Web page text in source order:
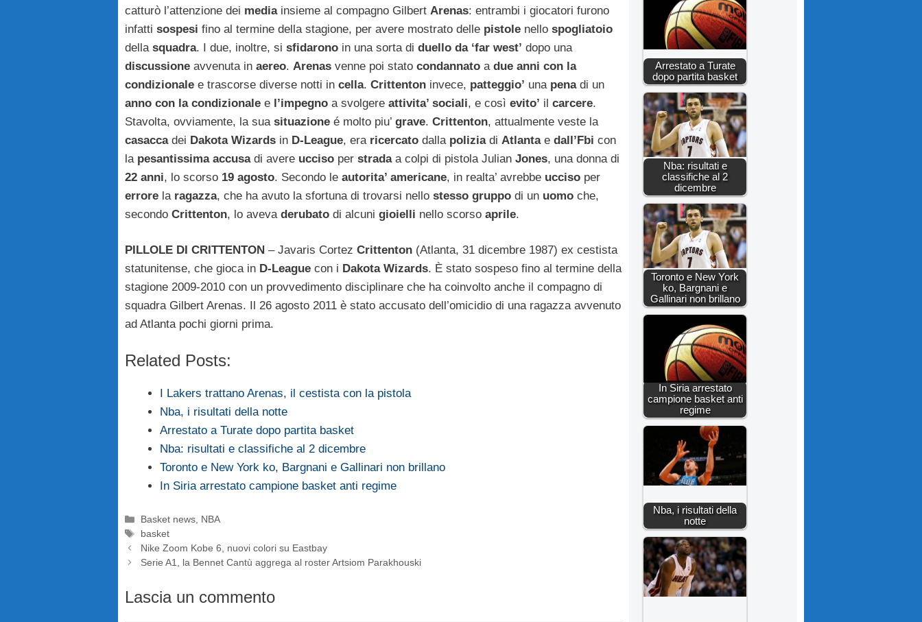
catturò l’attenzione dei mediainsieme al compagno Gilbert Arenas: entrambi i giocatori furono
infatti sospesi fino al termine della stagione, per avere mostrato delle pistole nello spogliatoio
della squadra. I due, inoltre, si sfidarono in una sorta di duello da ‘far west’ dopo una
discussione avvenuta in aereo. Arenas venne poi stato condannato a due anni con la
condizionale e trascorse diverse notti in cella. Crittenton invece, patteggio’ una penadi un
anno con la condizionale e l’impegno a svolgere attivita’ sociali, e così evito’ il carcere.
Stavolta, ovviamente, la sua situazione é molto piu’ grave. Crittenton, attualmente veste la
casaccadei Dakota Wizards in D-League, era ricercato dalla poliziadi Atlantae dall’Fbi con
la pesantissima accusadi avere ucciso per stradaa colpi di pistola Julian Jones, una donna di
22 anni, lo scorso 19 agosto. Secondo le autorita’ americane, in realta’ avrebbe ucciso per
errore la ragazza, che ha avuto la sfortuna di trovarsi nello stesso gruppo di un uomo che,
secondo Crittenton, lo aveva derubato di alcuni gioielli nello scorso aprile.
PILLOLE DI CRITTENTON – Javaris Cortez Crittenton (Atlanta, 31 dicembre 1987) ex cestista
statunitense, che gioca in D-League con i Dakota Wizards. È stato sospeso fino al termine della
stagione 2009-2010 con un provvedimento disciplinare che ha coinvolto anche il compagno di
squadra Gilbert Arenas. Il 26 agosto 2011 è stato accusato dell’omicidio di una ragazza avvenuto
ad Atlanta pochi giorni prima.
Related Posts:
I Lakers trattano Arenas, il cestista con la pistola
Nba, i risultati della notte
Arrestato a Turate dopo partita basket
Nba: risultati e classifiche al 2 dicembre
Toronto e New York ko, Bargnani e Gallinari non brillano
In Siria arrestato campione basket anti regime
Categorie
Basket news, NBA
Tag
basket
Nike Zoom Kobe 6, nuovi colori su Eastbay
Serie A1, la Bennet Cantù aggrega al roster Artsiom Parakhouski
Lascia un commento
Arrestato a Turate
dopo partita basket
Nba: risultati e
classifiche al 2
dicembre
Toronto e New York
ko, Bargnani e
Gallinari non brillano
In Siria arrestato
campione basket anti
regime
Nba, i risultati della
notte